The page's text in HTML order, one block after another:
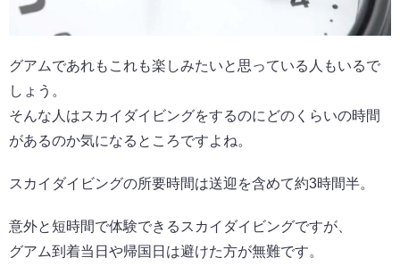
グアムであれもこれも楽しみたいと思っている人もいるで
しょう。
そんな人はスカイダイビングをするのにどのくらいの時間
があるのか気になるところですよね。
スカイダイビングの所要時間は送迎を含めて約3時間半。
意外と短時間で体験できるスカイダイビングですが、
グアム到着当日や帰国日は避けた方が無難です。